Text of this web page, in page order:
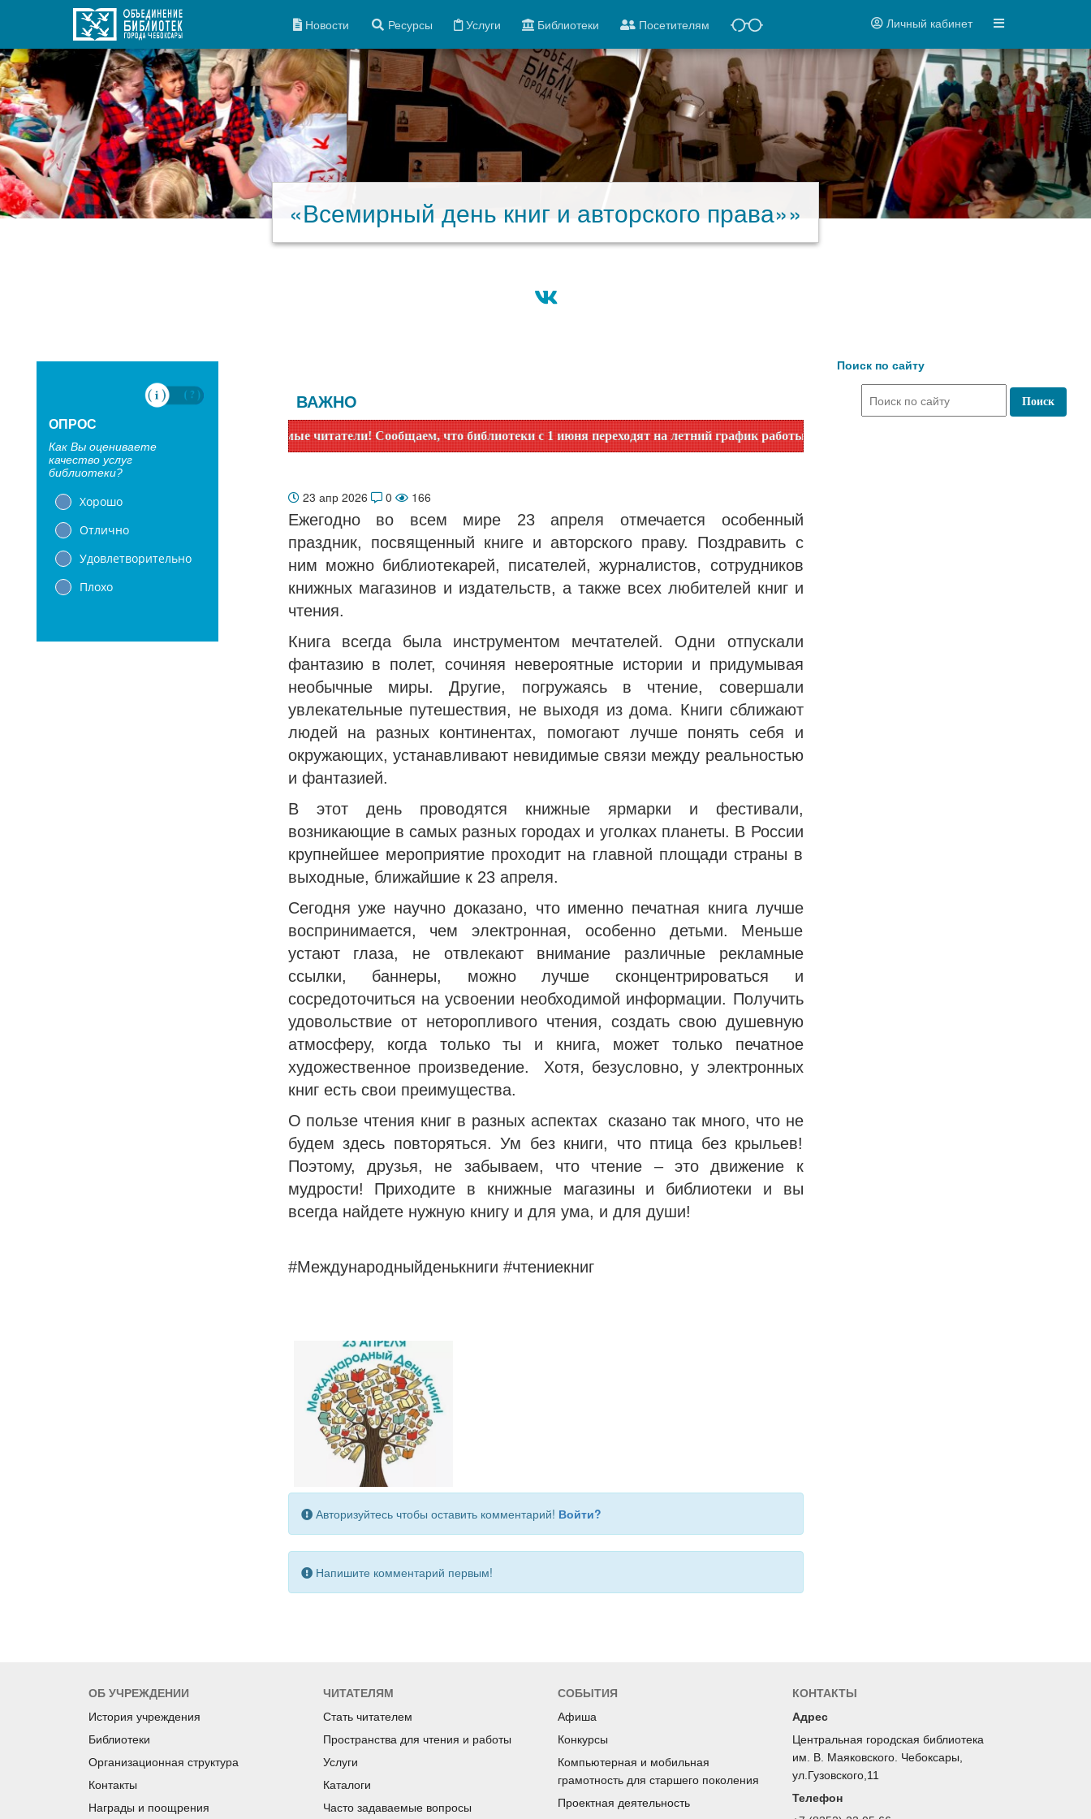
Новости Ресурсы Услуги Библиотеки Посетителям Личный кабинет
«Всемирный день книг и авторского права»»
ОПРОС
Как Вы оцениваете
качество услуг
библиотеки?
Хорошо
Отлично
Удовлетворительно
Плохо
ВАЖНО
Уважаемые читатели! Сообщаем, что библиотеки с 1 июня переходят на летний график работы. Уточняйте время работы по номеру телефона или на
23 апр 2026 0 166
Ежегодно во всем мире 23 апреля отмечается особенный
праздник, посвященный книге и авторского праву. Поздравить с
ним можно библиотекарей, писателей, журналистов, сотрудников
книжных магазинов и издательств, а также всех любителей книг и
чтения.
Книга всегда была инструментом мечтателей. Одни отпускали
фантазию в полет, сочиняя невероятные истории и придумывая
необычные миры. Другие, погружаясь в чтение, совершали
увлекательные путешествия, не выходя из дома. Книги сближают
людей на разных континентах, помогают лучше понять себя и
окружающих, устанавливают невидимые связи между реальностью
и фантазией.
В этот день проводятся книжные ярмарки и фестивали,
возникающие в самых разных городах и уголках планеты. В России
крупнейшее мероприятие проходит на главной площади страны в
выходные, ближайшие к 23 апреля.
Сегодня уже научно доказано, что именно печатная книга лучше
воспринимается, чем электронная, особенно детьми. Меньше
устают глаза, не отвлекают внимание различные рекламные
ссылки, баннеры, можно лучше сконцентрироваться и
сосредоточиться на усвоении необходимой информации. Получить
удовольствие от неторопливого чтения, создать свою душевную
атмосферу, когда только ты и книга, может только печатное
художественное произведение. Хотя, безусловно, у электронных
книг есть свои преимущества.
О пользе чтения книг в разных аспектах сказано так много, что не
будем здесь повторяться. Ум без книги, что птица без крыльев!
Поэтому, друзья, не забываем, что чтение – это движение к
мудрости! Приходите в книжные магазины и библиотеки и вы
всегда найдете нужную книгу и для ума, и для души!
#Международныйденькниги #чтениекниг
Авторизуйтесь чтобы оставить комментарий! Войти?
Напишите комментарий первым!
Поиск по сайту
ОБ УЧРЕЖДЕНИИ
История учреждения
Библиотеки
Организационная структура
Контакты
Награды и поощрения
ЧИТАТЕЛЯМ
Стать читателем
Пространства для чтения и работы
Услуги
Каталоги
Часто задаваемые вопросы
СОБЫТИЯ
Афиша
Конкурсы
Компьютерная и мобильная
грамотность для старшего поколения
Проектная деятельность
КОНТАКТЫ
Адрес
Центральная городская библиотека
им. В. Маяковского. Чебоксары,
ул.Гузовского,11
Телефон